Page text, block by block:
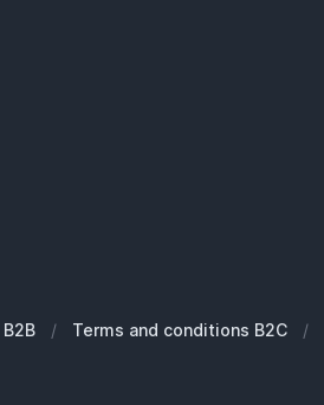
/ Terms and conditions B2C /